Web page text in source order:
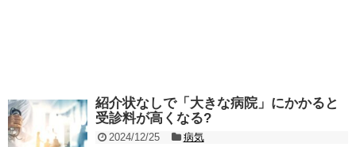
紹介状なしで「大きな病院」にかかると
受診料が高くなる?
2024/12/25
病気